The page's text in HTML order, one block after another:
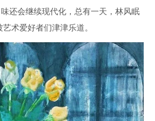
还会继续现代化，总有一天，林风眠
术爱好者们津津乐道。